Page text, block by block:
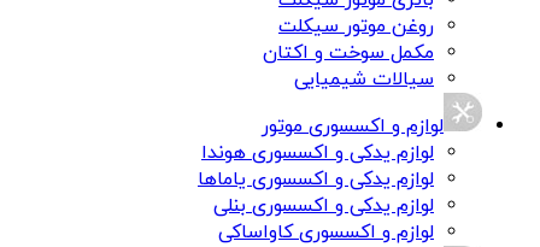
روغن موتور سیکلت
مکمل سوخت و اکتان
سیالات شیمیایی
لوازم و اکسسوری موتور
لوازم یدکی و اکسسوری هوندا
لوازم یدکی و اکسسوری یاماها
لوازم یدکی و اکسسوری بنلی
لوازم و اکسسوری کاواساکی